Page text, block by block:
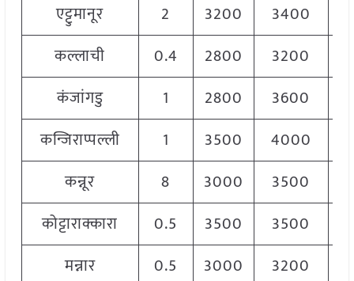
एट्टुमानूर
2 3200 3400
कल्लाची
0.4 2800 3200
कंजांगडु
1 2800 3600
कन्जिराप्पल्ली
1 3500 4000
कन्नूर
8 3000 3500
कोट्टाराक्कारा
0.5 3500 3500
मन्नार
0.5 3000 3200